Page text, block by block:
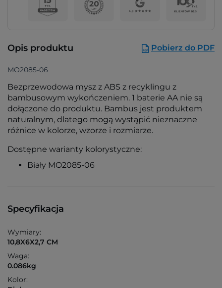
Opis produktu Pobierz do PDF
MO2085-06
Bezprzewodowa mysz z ABS z recyklingu z
bambusowym wykończeniem. 1 baterie AA nie są
dołączone do produktu. Bambus jest produktem
naturalnym, dlatego mogą wystąpić nieznaczne
różnice w kolorze, wzorze i rozmiarze.
Dostępne warianty kolorystyczne:
Biały MO2085-06
Specyfikacja
Wymiary:
10,8X6X2,7 CM
Waga:
0.086kg
Kolor: